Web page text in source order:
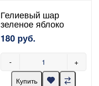
Гелиевый шар
зеленое яблоко
180 руб.
- +
Купить